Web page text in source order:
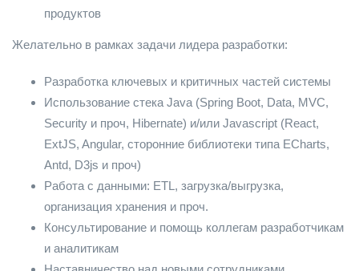
продуктов
Желательно в рамках задачи лидера разработки:
Разработка ключевых и критичных частей системы
Использование стека Java (Spring Boot, Data, MVC,
Security и проч, Hibernate) и/или Javascript (React,
ExtJS, Angular, сторонние библиотеки типа ECharts,
Antd, D3js и проч)
Работа с данными: ETL, загрузка/выгрузка,
организация хранения и проч.
Консультирование и помощь коллегам разработчикам
и аналитикам